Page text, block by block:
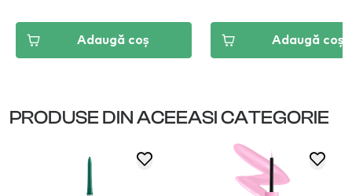
Adaugă coș Adaugă coș
PRODUSE DIN ACEEASI CATEGORIE